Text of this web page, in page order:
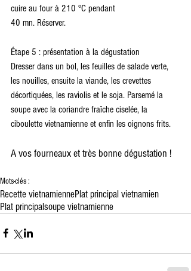
cuire au four à 210 °C pendant
40 mn. Réserver.
Étape 5 : présentation à la dégustation
Dresser dans un bol, les feuilles de salade verte,
les nouilles, ensuite la viande, les crevettes
décortiquées, les raviolis et le soja. Parsemé la
soupe avec la coriandre fraîche ciselée, la
ciboulette vietnamienne et enfin les oignons frits.
A vos fourneaux et très bonne dégustation !
Mots-clés :
Recette vietnamiennePlat principal vietnamien
Plat principalsoupe vietnamienne